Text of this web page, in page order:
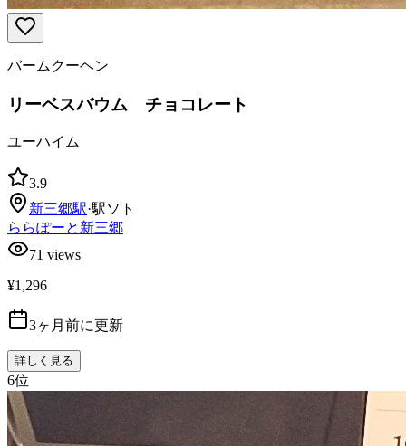
バームクーヘン
リーベスバウム チョコレート
ユーハイム
3.9
新三郷駅·駅ソト
ららぽーと新三郷
71 views
¥1,296
3ヶ月前に更新
詳しく見る
6位